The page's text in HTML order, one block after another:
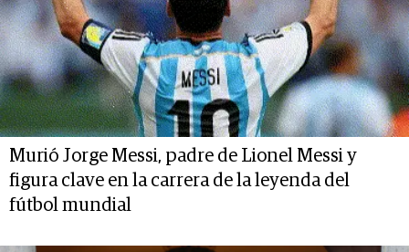
Murió Jorge Messi, padre de Lionel Messi y
figura clave en la carrera de la leyenda del
fútbol mundial